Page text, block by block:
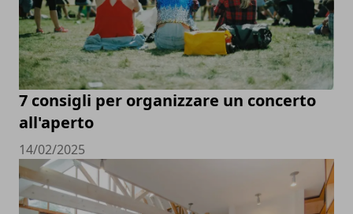
7 consigli per organizzare un concerto
all'aperto
14/02/2025